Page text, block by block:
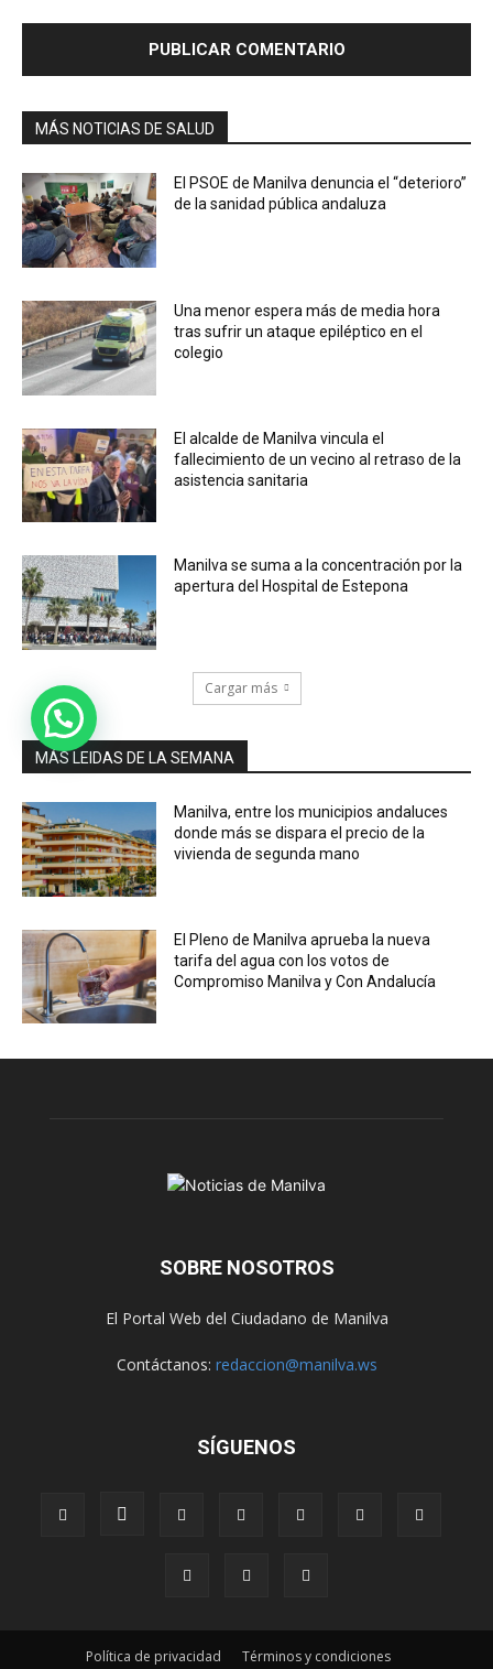
MÁS NOTICIAS DE SALUD
El PSOE de Manilva denuncia el “deterioro”
de la sanidad pública andaluza
Una menor espera más de media hora
tras sufrir un ataque epiléptico en el
colegio
El alcalde de Manilva vincula el
fallecimiento de un vecino al retraso de la
asistencia sanitaria
Manilva se suma a la concentración por la
apertura del Hospital de Estepona
Cargar más
MÁS LEIDAS DE LA SEMANA
Manilva, entre los municipios andaluces
donde más se dispara el precio de la
vivienda de segunda mano
El Pleno de Manilva aprueba la nueva
tarifa del agua con los votos de
Compromiso Manilva y Con Andalucía
SOBRE NOSOTROS
El Portal Web del Ciudadano de Manilva
Contáctanos: redaccion@manilva.ws
SÍGUENOS
Política de privacidad Términos y condiciones